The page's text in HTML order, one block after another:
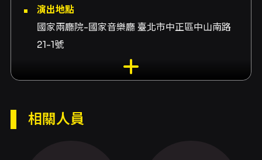
演出地點
國家兩廳院-國家音樂廳 臺北市中正區中山南路
21-1號
相關人員